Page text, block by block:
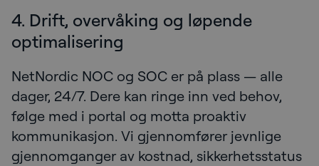
4. Drift, overvåking og løpende
optimalisering
NetNordic NOC og SOC er på plass — alle
dager, 24/7. Dere kan ringe inn ved behov,
følge med i portal og motta proaktiv
kommunikasjon. Vi gjennomfører jevnlige
gjennomganger av kostnad, sikkerhetsstatus